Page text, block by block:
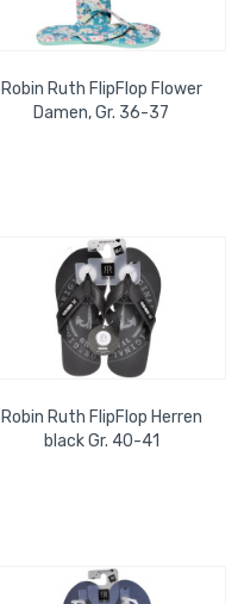
Robin Ruth FlipFlop Flower
Damen, Gr. 36-37
Robin Ruth FlipFlop Herren
black Gr. 40-41